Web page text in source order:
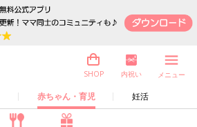
赤ちゃん・育児 妊活
SHOP 内祝い メニュー